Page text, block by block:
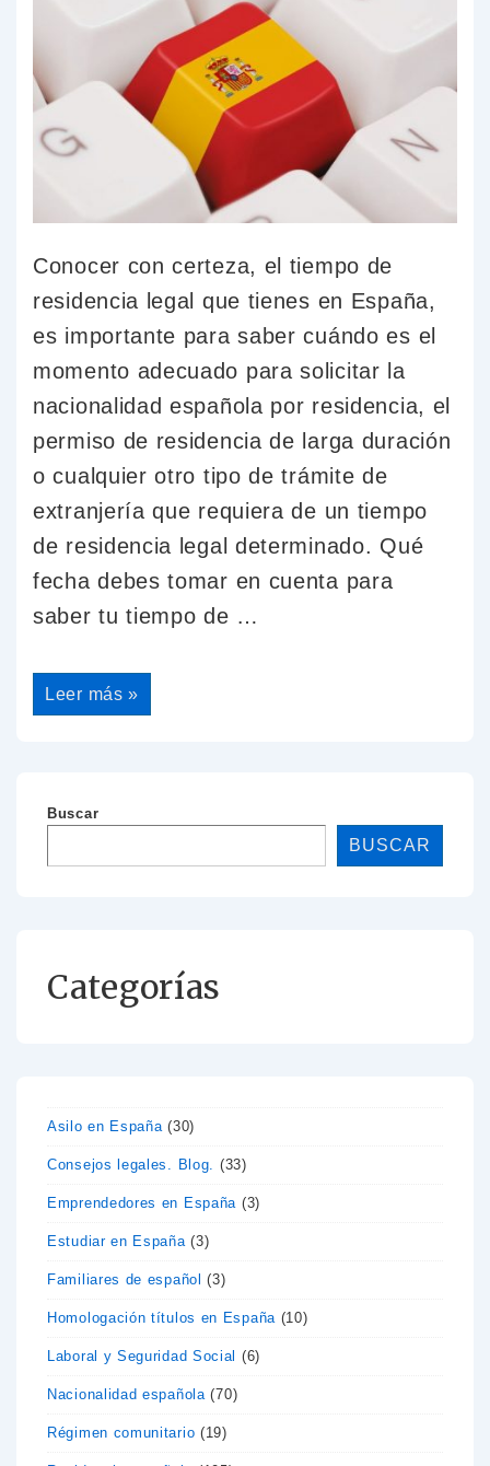
Conocer con certeza, el tiempo de
residencia legal que tienes en España,
es importante para saber cuándo es el
momento adecuado para solicitar la
nacionalidad española por residencia, el
permiso de residencia de larga duración
o cualquier otro tipo de trámite de
extranjería que requiera de un tiempo
de residencia legal determinado. Qué
fecha debes tomar en cuenta para
saber tu tiempo de …
Leer más »
Buscar
BUSCAR
Categorías
Asilo en España (30)
Consejos legales. Blog. (33)
Emprendedores en España (3)
Estudiar en España (3)
Familiares de español (3)
Homologación títulos en España (10)
Laboral y Seguridad Social (6)
Nacionalidad española (70)
Régimen comunitario (19)